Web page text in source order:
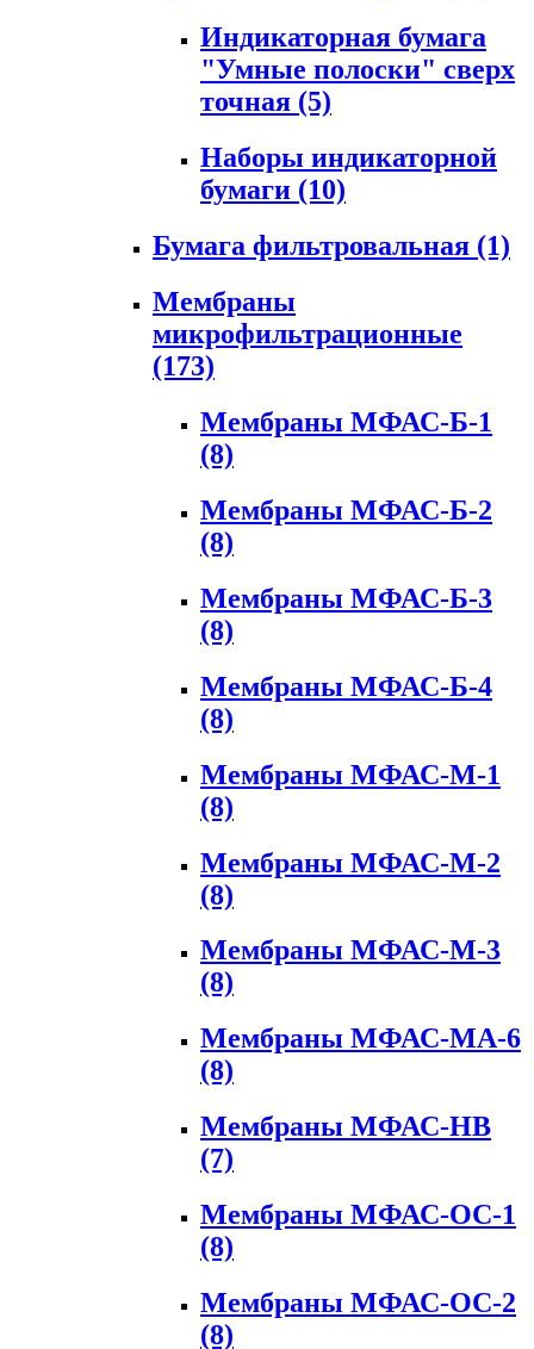
Индикаторная бумага
"Умные полоски" сверх
точная (5)
Наборы индикаторной
бумаги (10)
Бумага фильтровальная (1)
Мембраны
микрофильтрационные
(173)
Мембраны МФАС-Б-1
(8)
Мембраны МФАС-Б-2
(8)
Мембраны МФАС-Б-3
(8)
Мембраны МФАС-Б-4
(8)
Мембраны МФАС-М-1
(8)
Мембраны МФАС-М-2
(8)
Мембраны МФАС-М-3
(8)
Мембраны МФАС-МА-6
(8)
Мембраны МФАС-НВ
(7)
Мембраны МФАС-ОС-1
(8)
Мембраны МФАС-ОС-2
(8)